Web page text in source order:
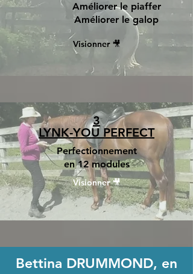
Améliorer le piaffer
Améliorer le galop
Visionner 🎥
3
LYNK-YOU PERFECT
Perfectionnement
en 12 modules
Visionner 🎥
Bettina DRUMMOND, en